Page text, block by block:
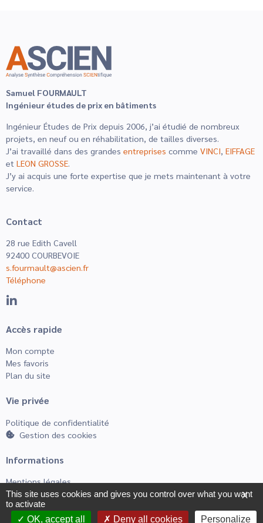
Samuel FOURMAULT
Ingénieur études de prix en bâtiments
Ingénieur Études de Prix depuis 2006, j’ai étudié de nombreux
projets, en neuf ou en réhabilitation, de tailles diverses.
J’ai travaillé dans des grandes entreprises comme VINCI, EIFFAGE
et LEON GROSSE.
J’y ai acquis une forte expertise que je mets maintenant à votre
service.
Contact
28 rue Edith Cavell
92400 COURBEVOIE
s.fourmault@ascien.fr
Téléphone
Accès rapide
Mon compte
Mes favoris
Plan du site
Vie privée
Politique de confidentialité
Gestion des cookies
Informations
Mentions légales
CGUV
X
This site uses cookies and gives you control over what you want
to activate
OK, accept all
Deny all cookies Personalize